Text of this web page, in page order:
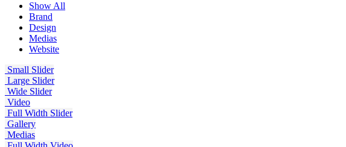
Show All
Brand
Design
Medias
Website
Small Slider
Large Slider
Wide Slider
Video
Full Width Slider
Gallery
Medias